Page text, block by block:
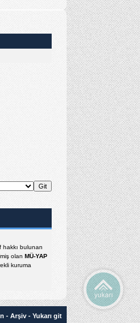
hakkı bulunan
olan MÜ-YAP
kuruma
- Arşiv - Yukarı git